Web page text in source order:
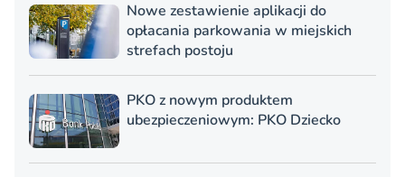
Nowe zestawienie aplikacji do
opłacania parkowania w miejskich
strefach postoju
PKO z nowym produktem
ubezpieczeniowym: PKO Dziecko